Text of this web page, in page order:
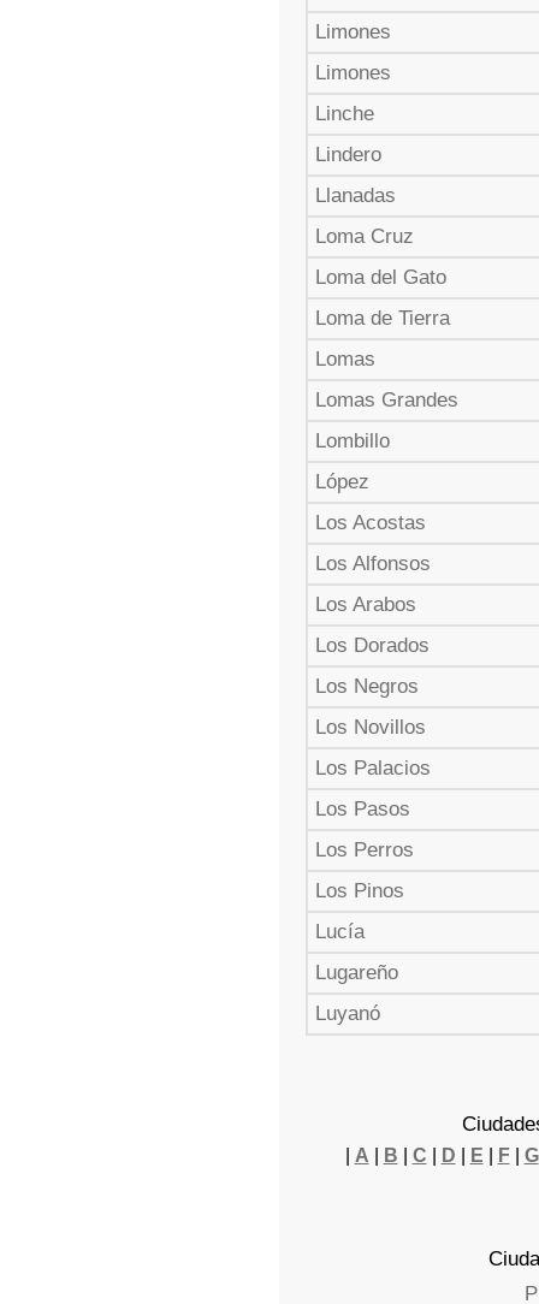
Limones
Limones
Linche
Lindero
Llanadas
Loma Cruz
Loma del Gato
Loma de Tierra
Lomas
Lomas Grandes
Lombillo
López
Los Acostas
Los Alfonsos
Los Arabos
Los Dorados
Los Negros
Los Novillos
Los Palacios
Los Pasos
Los Perros
Los Pinos
Lucía
Lugareño
Luyanó
A B C D E F| G